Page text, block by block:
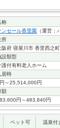
称
ンセール香里園
（運営：
所
阪府 寝屋川市 香里西之
設類型
護付有料老人ホーム
居時
～25,514,000円
額
円～483,840円
ペット可 温泉付